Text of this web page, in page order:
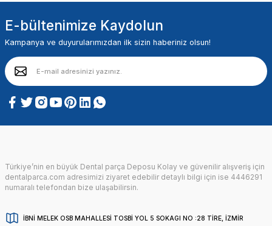
E-bültenimize Kaydolun
Kampanya ve duyurularımızdan ilk sizin haberiniz olsun!
Türkiye’nin en büyük Dental parça Deposu Kolay ve güvenilir alışveriş için
dentalparca.com adresimizi ziyaret edebilir detaylı bilgi için ise 4446291
numaralı telefondan bize ulaşabilirsin.
İBNİ MELEK OSB MAHALLESİ TOSBİ YOL 5 SOKAGI NO :28 TİRE, İZMİR